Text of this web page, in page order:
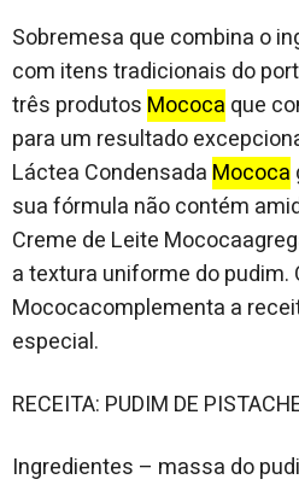
Sobremesa que combina o
com itens tradicionais do
três produtos Mococa que
para um resultado
Láctea Condensada Mococa
sua fórmula não contém
Creme de Leite
a textura uniforme do pudim.
Mococacomplementa a
especial.
RECEITA: PUDIM DE
Ingredientes – massa do